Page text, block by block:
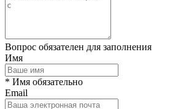
Вопрос обязателен для заполнения
Имя
* Имя обязательно
Email